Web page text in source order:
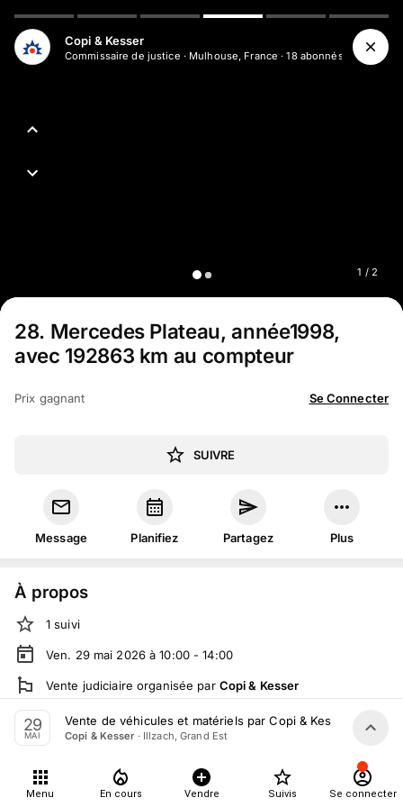
1 / 2
Copi & Kesser
Commissaire de justice · Mulhouse, France ·18abonnés
28. Mercedes Plateau, année1998,
avec 192863 km au compteur
Prix gagnant Se Connecter
SUIVRE
Message Planifiez Partagez Plus
À propos
1 suivi
Ven. 29 mai 2026 à 10:00 - 14:00
Vente judiciaire organisée par Copi & Kesser
En salle : 28 Rue de Kingersheim, 68110 Illzach, France
Tout le monde peut participer
29
MAI
Vente de véhicules et matériels par Copi & Kesser le 29
Copi & Kesser· Illzach, Grand Est
Menu En cours Vendre Suivis Se connecter